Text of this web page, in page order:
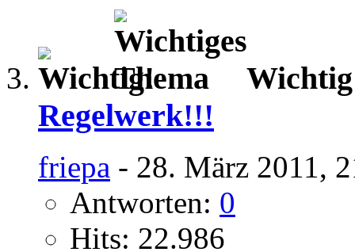
Regelwerk!!!
friepa - 28. März 2011,
Antworten: 0
Hits: 22.986